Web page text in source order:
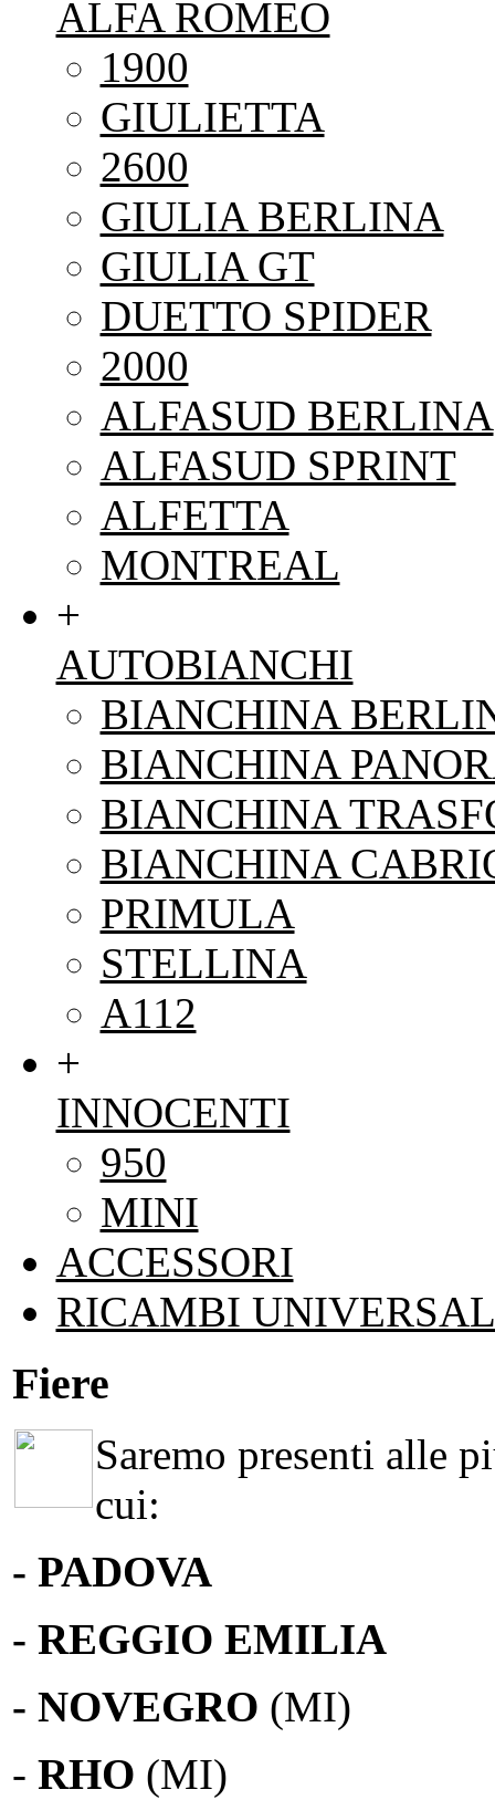
ALFA ROMEO
1900
GIULIETTA
2600
GIULIA BERLINA
GIULIA GT
DUETTO SPIDER
2000
ALFASUD BERLINA
ALFASUD SPRINT
ALFETTA
MONTREAL
+
AUTOBIANCHI
BIANCHINA
BIANCHINA
BIANCHINA
BIANCHINA
PRIMULA
STELLINA
A112
+
INNOCENTI
950
MINI
ACCESSORI
RICAMBI
Fiere
Saremo presenti alle
cui:
- PADOVA
- REGGIO EMILIA
- NOVEGRO (MI)
- RHO (MI)